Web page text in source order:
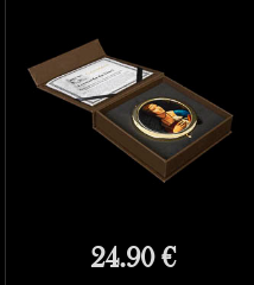
24.90 €